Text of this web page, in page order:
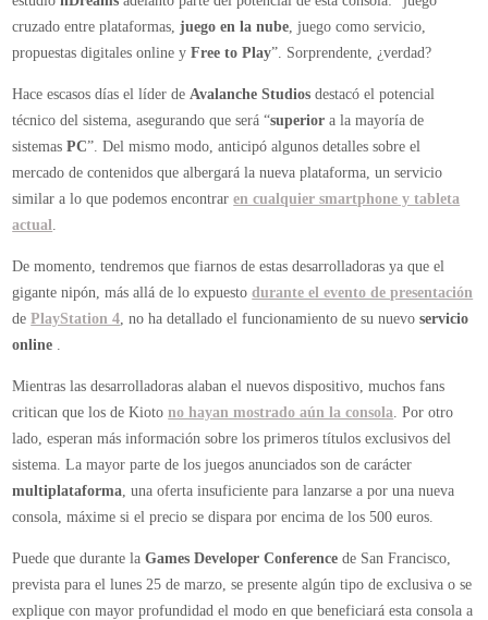
cruzado entre plataformas,juego en la nube, juego como servicio,
propuestas digitales online yFree to Play”. Sorprendente, ¿verdad?
Hace escasos días el líder deAvalanche Studios destacó el potencial
técnico del sistema, asegurando que será “superior a la mayoría de
sistemasPC”. Del mismo modo, anticipó algunos detalles sobre el
mercado de contenidos que albergará la nueva plataforma, un servicio
similar a lo que podemos encontraren cualquier smartphone y tableta
actual.
De momento, tendremos que fiarnos de estas desarrolladoras ya que el
gigante nipón, más allá de lo expuestodurante el evento de presentación
de PlayStation 4, no ha detallado el funcionamiento de su nuevoservicio
online .
Mientras las desarrolladoras alaban el nuevos dispositivo, muchos fans
critican que los de Kiotono hayan mostrado aún la consola. Por otro
lado, esperan más información sobre los primeros títulos exclusivos del
sistema. La mayor parte de los juegos anunciados son de carácter
multiplataforma, una oferta insuficiente para lanzarse a por una nueva
consola, máxime si el precio se dispara por encima de los 500 euros.
Puede que durante laGames Developer Conference de San Francisco,
prevista para el lunes 25 de marzo, se presente algún tipo de exclusiva o se
explique con mayor profundidad el modo en que beneficiará esta consola a